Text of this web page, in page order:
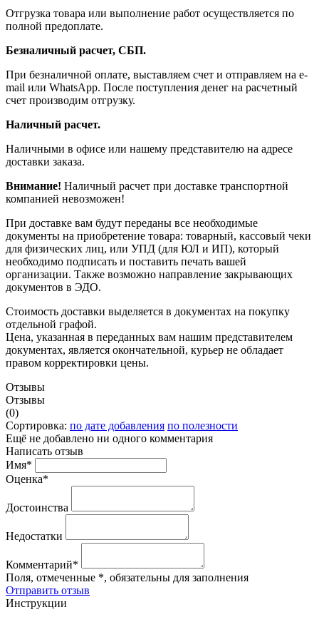
Отгрузка товара или выполнение работ осуществляется по
полной предоплате.
Безналичный расчет, СБП.
При безналичной оплате, выставляем счет и отправляем на e-
mail или WhatsApp. После поступления денег на расчетный
счет производим отгрузку.
Наличный расчет.
Наличными в офисе или нашему представителю на адресе
доставки заказа.
Внимание! Наличный расчет при доставке транспортной
компанией невозможен!
При доставке вам будут переданы все необходимые
документы на приобретение товара: товарный, кассовый чеки
для физических лиц, или УПД (для ЮЛ и ИП), который
необходимо подписать и поставить печать вашей
организации. Также возможно направление закрывающих
документов в ЭДО.
Стоимость доставки выделяется в документах на покупку
отдельной графой.
Цена, указанная в переданных вам нашим представителем
документах, является окончательной, курьер не обладает
правом корректировки цены.
Отзывы
Отзывы
(0)
Сортировка: по дате добавления по полезности
Ещё не добавлено ни одного комментария
Написать отзыв
Имя*
Оценка*
Достоинства
Недостатки
Комментарий*
Поля, отмеченные *, обязательны для заполнения
Отправить отзыв
Инструкции